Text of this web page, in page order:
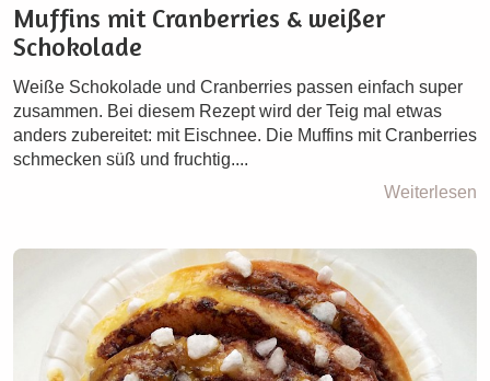
Muffins mit Cranberries & weißer
Schokolade
Weiße Schokolade und Cranberries passen einfach super
zusammen. Bei diesem Rezept wird der Teig mal etwas
anders zubereitet: mit Eischnee. Die Muffins mit Cranberries
schmecken süß und fruchtig....
Weiterlesen